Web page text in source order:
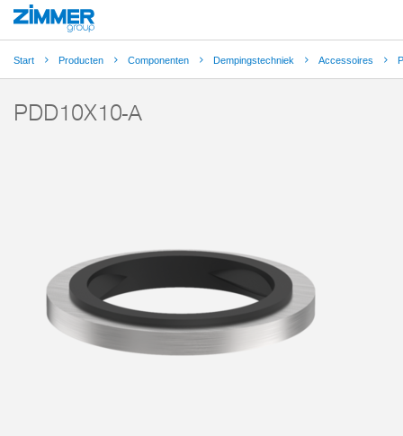
Start Producten Componenten Dempingstechniek Accessoires
PDD10X10-A